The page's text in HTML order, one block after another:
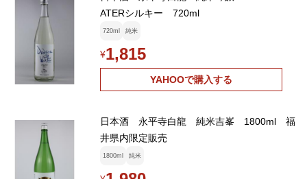
ATERシルキー 720ml
720ml 純米
¥1,815
YAHOOで購入する
日本酒 永平寺白龍 純米吉峯 1800ml 福
井県内限定販売
1800ml 純米